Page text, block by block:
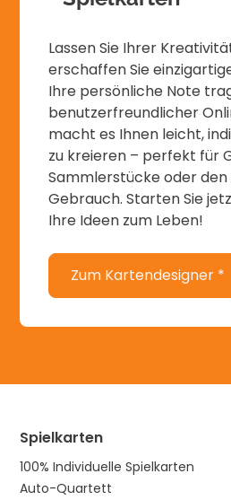
Lassen Sie Ihrer
erschaffen Sie
Ihre persönliche Note
benutzerfreundlicher
macht es Ihnen leicht,
zu kreieren – perfekt für
Sammlerstücke oder den
Gebrauch. Starten Sie
Ihre Ideen zum Leben!
Zum Kartendesigner *
Spielkarten
100% Individuelle Spielkarten
Auto-Quartett